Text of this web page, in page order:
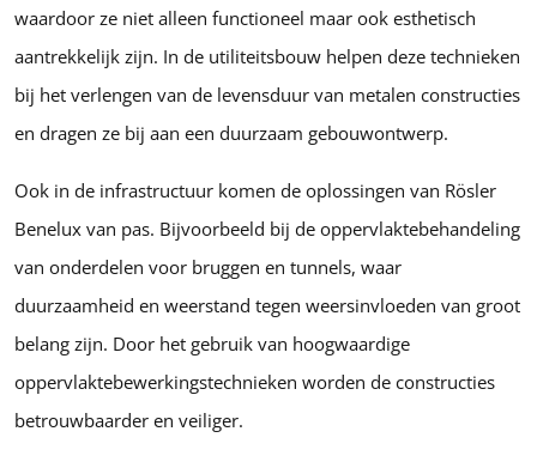
waardoor ze niet alleen functioneel maar ook esthetisch
aantrekkelijk zijn. In de utiliteitsbouw helpen deze technieken
bij het verlengen van de levensduur van metalen constructies
en dragen ze bij aan een duurzaam gebouwontwerp.
Ook in de infrastructuur komen de oplossingen van Rösler
Benelux van pas. Bijvoorbeeld bij de oppervlaktebehandeling
van onderdelen voor bruggen en tunnels, waar
duurzaamheid en weerstand tegen weersinvloeden van groot
belang zijn. Door het gebruik van hoogwaardige
oppervlaktebewerkingstechnieken worden de constructies
betrouwbaarder en veiliger.